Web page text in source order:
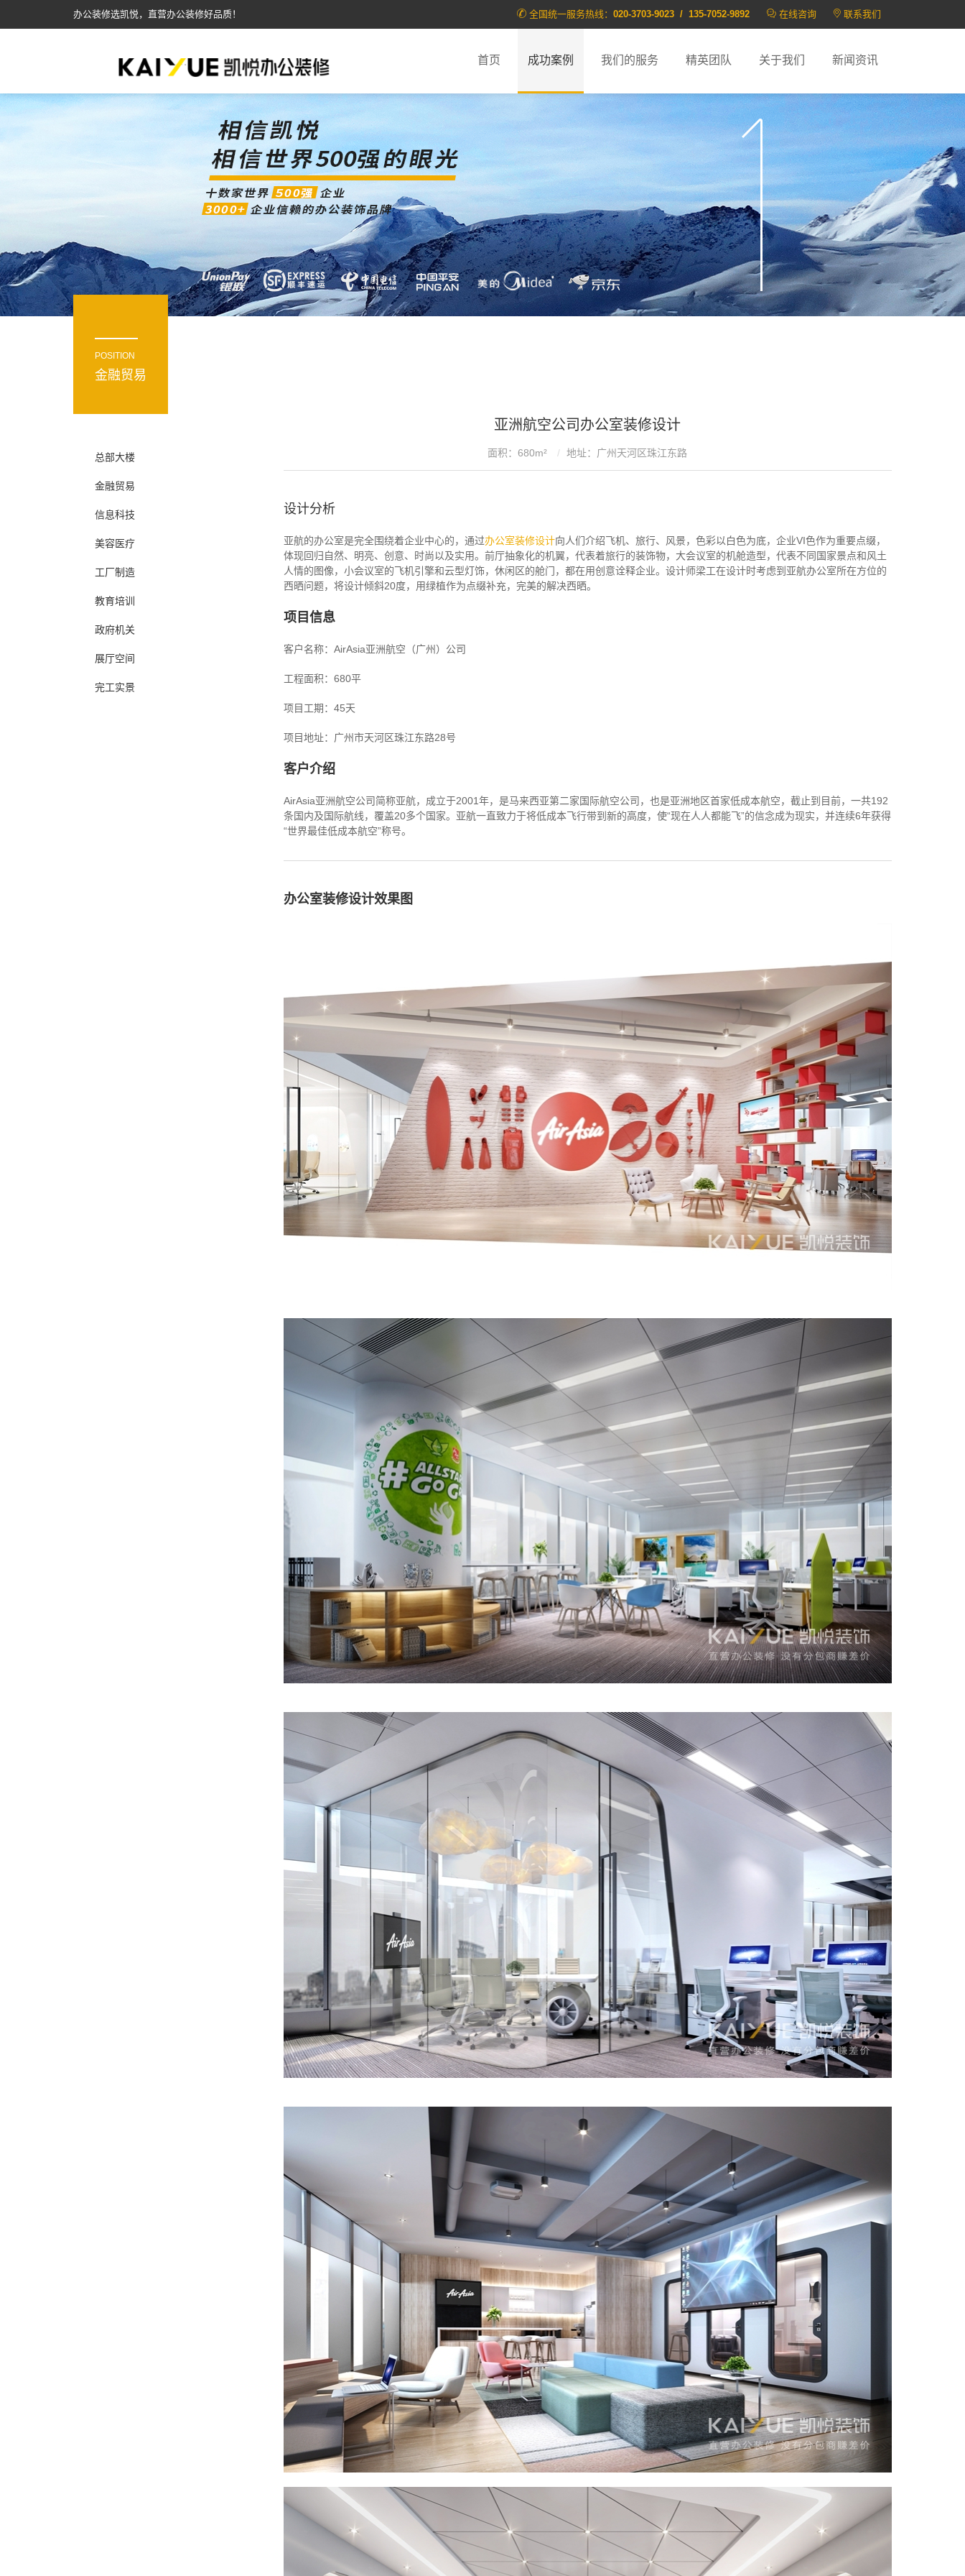
办公装修选凯悦，直营办公装修好品质！ 全国统一服务热线： 020-3703-9023 / 135-7052-9892 在线咨询 联系我们
首页 成功案例 我们的服务 精英团队 关于我们 新闻资讯
POSITION
金融贸易
总部大楼
金融贸易
信息科技
美容医疗
工厂制造
教育培训
政府机关
展厅空间
完工实景
亚洲航空公司办公室装修设计
面积：680m² 地址：广州天河区珠江东路
设计分析
亚航的办公室是完全围绕着企业中心的，通过办公室装修设计向人们介绍飞机、旅行、风景，色彩以白色为底，企业VI色作为重要点缀，
体现回归自然、明亮、创意、时尚以及实用。前厅抽象化的机翼，代表着旅行的装饰物，大会议室的机舱造型，代表不同国家景点和风土
人情的图像，小会议室的飞机引擎和云型灯饰，休闲区的舱门，都在用创意诠释企业。设计师梁工在设计时考虑到亚航办公室所在方位的
西晒问题，将设计倾斜20度，用绿植作为点缀补充，完美的解决西晒。
项目信息
客户名称：AirAsia亚洲航空（广州）公司
工程面积：680平
项目工期：45天
项目地址：广州市天河区珠江东路28号
客户介绍
AirAsia亚洲航空公司简称亚航，成立于2001年，是马来西亚第二家国际航空公司，也是亚洲地区首家低成本航空，截止到目前，一共192
条国内及国际航线，覆盖20多个国家。亚航一直致力于将低成本飞行带到新的高度，使“现在人人都能飞”的信念成为现实，并连续6年获得
“世界最佳低成本航空”称号。
办公室装修设计效果图